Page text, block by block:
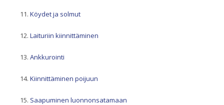
Köydet ja solmut
Laituriin kiinnittäminen
Ankkurointi
Kiinnittäminen poijuun
Saapuminen luonnonsatamaan